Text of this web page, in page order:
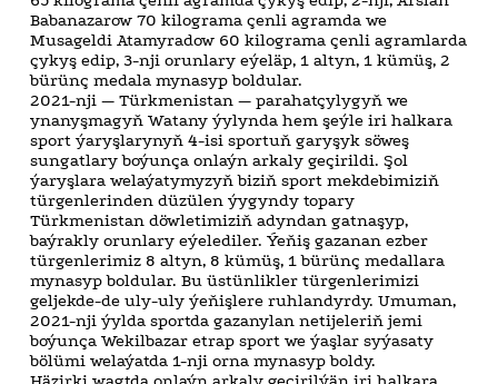
Babanazarow 70 kilograma çenli agramda we
Musageldi Atamyradow 60 kilograma çenli agramlarda
çykyş edip, 3-nji orunlary eýeläp, 1 altyn, 1 kümüş, 2
bürünç medala mynasyp boldular.
2021-nji — Türkmenistan — parahatçylygyň we
ynanyşmagyň Watany ýylynda hem şeýle iri halkara
sport ýaryşlarynyň 4-isi sportuň garyşyk söweş
sungatlary boýunça onlaýn arkaly geçirildi. Şol
ýaryşlara welaýatymyzyň biziň sport mekdebimiziň
türgenlerinden düzülen ýygyndy topary
Türkmenistan döwletimiziň adyndan gatnaşyp,
baýrakly orunlary eýelediler. Ýeňiş gazanan ezber
türgenlerimiz 8 altyn, 8 kümüş, 1 bürünç medallara
mynasyp boldular. Bu üstünlikler türgenlerimizi
geljekde-de uly-uly ýeňişlere ruhlandyrdy. Umuman,
2021-nji ýylda sportda gazanylan netijeleriň jemi
boýunça Wekilbazar etrap sport we ýaşlar syýasaty
bölümi welaýatda 1-nji orna mynasyp boldy.